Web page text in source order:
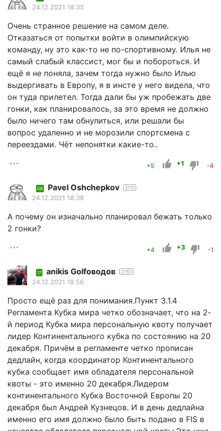
24.12.2021 18:35
Очень странное решение на самом деле.
Отказаться от попытки войти в олимпийскую
команду, ну это как-то не по-спортивному. Илья не
самый слабый классист, мог бы и побороться. И
ещё я не поняла, зачем тогда нужно было Илью
выдергивать в Европу, я в инсте у него видела, что
он туда прилетел. Тогда дали бы уж пробежать две
гонки, как планировалось, за это время не должно
было ничего там обнулиться, или решали бы
вопрос удаленно и не морозили спортсмена с
переездами. Чёт непонятки какие-то..
+5 +1 -4
08 Pavel Oshchepkov 3110
24.12.2021 18:38
А почему он изначально планировал бежать только
2 гонки?
+4 +3 -1
17 anikis Golfоводов 2787
24.12.2021 18:56
Просто ещё раз для понимания.Пункт 3.1.4
Регламента Кубка мира четко обозначает, что на 2-
й период Кубка мира персональную квоту получает
лидер Континентального кубка по состоянию на 20
декабря. Причём в регламенте четко прописан
дедлайн, когда координатор Континентального
кубка сообщает имя обладателя персональной
квоты - это именно 20 декабря.Лидером
континентального Кубка Восточной Европы 20
декабря был Андрей Кузнецов. И в день дедлайна
именно его имя должно было быть подано в FIS в